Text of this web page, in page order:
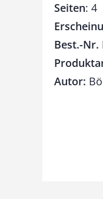
Seiten: 4
Best.-Nr.
Autor: